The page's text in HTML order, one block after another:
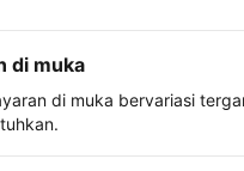
di muka
di muka bervariasi